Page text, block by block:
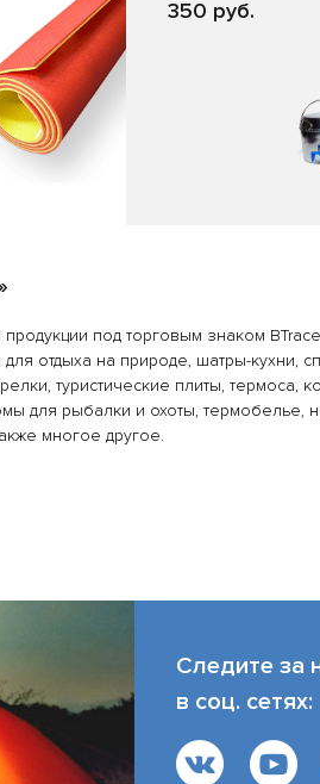
350 руб.
под торговым знаком
отдыха на природе, шатры-кухни,
туристические плиты, термоса,
для рыбалки и охоты, термобелье,
многое другое.
Следите за
в соц. сетях:
магазине
качественный термос в интернет-
термоса. Эта статья - сводная